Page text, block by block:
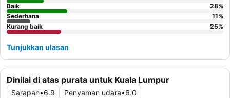
Dinilai di atas purata untuk Kuala Lumpur
Sarapan•6.9 Penyaman udara•6.0
Baik
28%
Sederhana
11%
Kurang baik
25%
Tunjukkan ulasan